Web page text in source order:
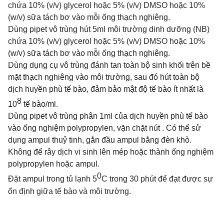
chứa 10% (v/v) glycerol hoặc 5% (v/v) DMSO hoặc 10%
(w/v) sữa tách bơ vào mỗi ống thạch nghiêng.
Dùng pipet vô trùng hút 5ml môi trường dinh dưỡng (NB)
chứa 10% (v/v) glycerol hoặc 5% (v/v) DMSO hoặc 10%
(w/v) sữa tách bơ vào mỗi ống thạch nghiêng.
Dùng dụng cụ vô trùng đánh tan toàn bộ sinh khối trên bề
mặt thạch nghiêng vào môi trường, sau đó hút toàn bộ
dịch huyền phù tế bào, đảm bảo mật độ tế bào ít nhất là
108 tế bào/ml.
Dùng pipet vô trùng phân 1ml của dịch huyền phù tế bào
vào ống nghiệm polypropylen, vặn chặt nút . Có thể sử
dụng ampul thuỷ tinh, gắn đầu ampul bằng đèn khò.
Không để rây dịch vi sinh lên mép hoặc thành ống nghiệm
polypropylen hoặc ampul.
Đặt ampul trong tủ lạnh 50C trong 30 phút để đạt được sự
ổn định giữa tế bào và môi trường.